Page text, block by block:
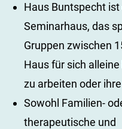
Haus Buntspecht ist
Seminarhaus, das
Gruppen zwischen
Haus für sich
zu arbeiten oder
Sowohl Familien-
therapeutische und